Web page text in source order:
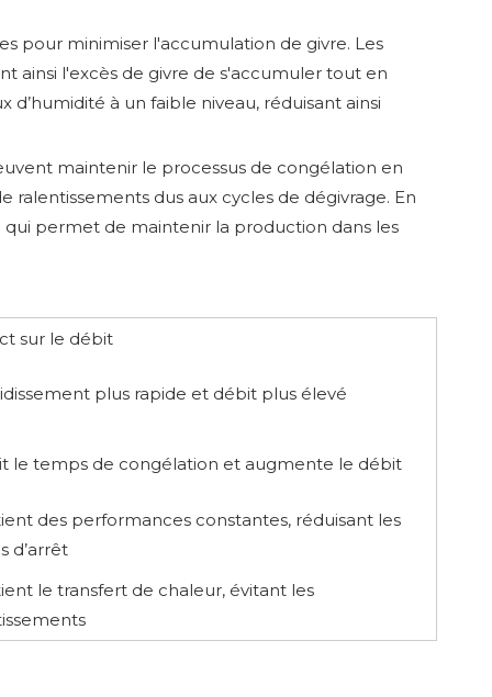
pour minimiser l'accumulation de givre. Les
ainsi l'excès de givre de s'accumuler tout en
à un faible niveau, réduisant ainsi
maintenir le processus de congélation en
dus aux cycles de dégivrage. En
permet de maintenir la production dans les
sur le débit
plus rapide et débit plus élevé
le temps de congélation et augmente le débit
des performances constantes, réduisant les
d’arrêt
le transfert de chaleur, évitant les